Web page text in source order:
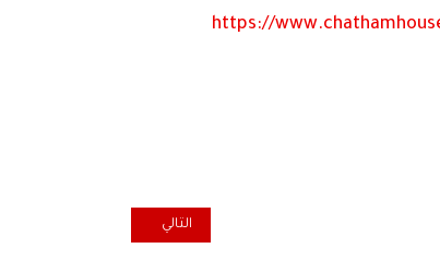
https://
المقال التالي: ابناء الجالية
التالي